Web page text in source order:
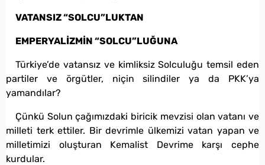
VATANSIZ “SOLCU”LUKTAN
EMPERYALİZMİN “SOLCU”LUĞUNA
Türkiye’de vatansız ve kimliksiz Solculuğu temsil eden
partiler ve örgütler, niçin silindiler ya da PKK’ya
yamandılar?
Çünkü Solun çağımızdaki biricik mevzisi olan vatanı ve
milleti terk ettiler. Bir devrimle ülkemizi vatan yapan ve
milletimizi oluşturan Kemalist Devrime karşı cephe
kurdular.